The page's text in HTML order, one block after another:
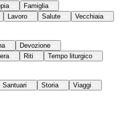
Famiglia
Lavoro Salute
Vecchiaia
Devozione
Riti
Tempo liturgico
Santuari Storia Viaggi